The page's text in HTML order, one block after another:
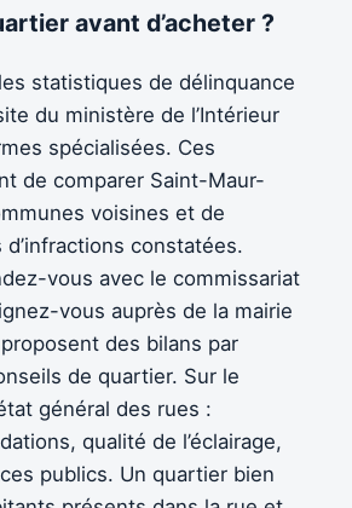
avant d’acheter ?
statistiques de délinquance
du ministère de l’Intérieur
spécialisées. Ces
de comparer Saint-Maur-
voisines et de
constatées.
vous avec le commissariat
vous auprès de la mairie
des bilans par
de quartier. Sur le
général des rues :
qualité de l’éclairage,
publics. Un quartier bien